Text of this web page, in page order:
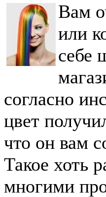
Вам
или
себе
согласно
цвет
что он вам
Такое хоть
многими